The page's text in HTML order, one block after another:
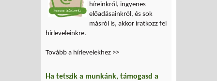
híreinkről, ingyenes
előadásainkról, és sok
másról is, akkor iratkozz fel
hírleveleinkre.
Tovább a hírlevelekhez >>
Ha tetszik a munkánk, támogasd a